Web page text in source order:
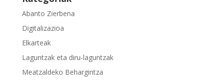
Abanto Zierbena
Digitalizazioa
Elkarteak
Laguntzak eta diru-laguntzak
Meatzaldeko Behargintza